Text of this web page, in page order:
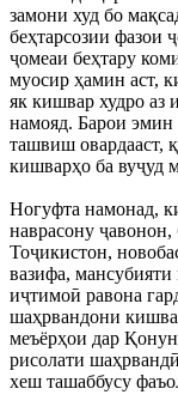
замони худ бо
беҳтарсозии фазои
ҷомеаи беҳтару
муосир ҳамин аст,
як кишвар худро аз
намояд. Барои эмин
ташвиш овардааст,
кишварҳо ба вуҷуд
Ногуфта намонад,
наврасону
Тоҷикистон,
вазифа,
иҷтимоӣ равона
шаҳрвандони
меъёрҳои дар
рисолати
хеш ташаббусу